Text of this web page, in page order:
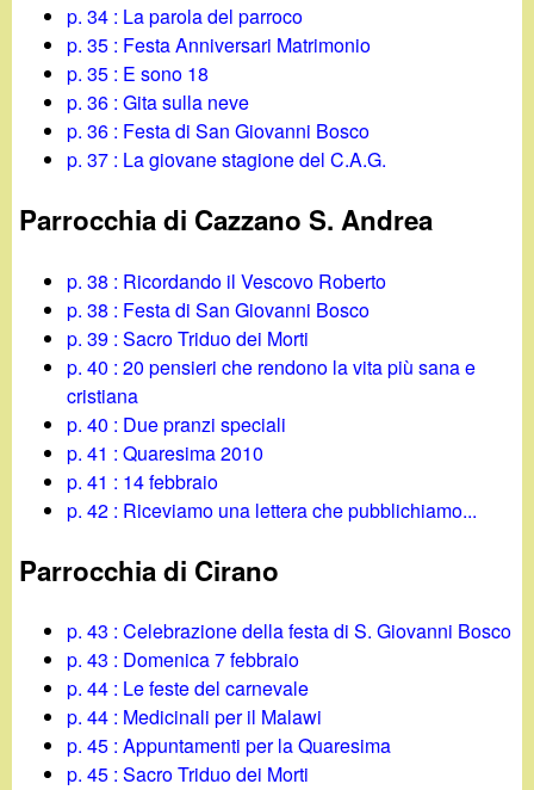
p. 34 : La parola del parroco
p. 35 : Festa Anniversari Matrimonio
p. 35 : E sono 18
p. 36 : Gita sulla neve
p. 36 : Festa di San Giovanni Bosco
p. 37 : La giovane stagione del C.A.G.
Parrocchia di Cazzano S. Andrea
p. 38 : Ricordando il Vescovo Roberto
p. 38 : Festa di San Giovanni Bosco
p. 39 : Sacro Triduo dei Morti
p. 40 : 20 pensieri che rendono la vita più sana e
cristiana
p. 40 : Due pranzi speciali
p. 41 : Quaresima 2010
p. 41 : 14 febbraio
p. 42 : Riceviamo una lettera che pubblichiamo...
Parrocchia di Cirano
p. 43 : Celebrazione della festa di S. Giovanni Bosco
p. 43 : Domenica 7 febbraio
p. 44 : Le feste del carnevale
p. 44 : Medicinali per il Malawi
p. 45 : Appuntamenti per la Quaresima
p. 45 : Sacro Triduo dei Morti